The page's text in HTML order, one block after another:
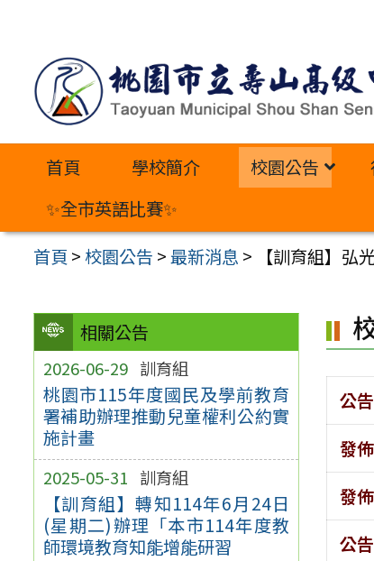
內
首頁 學校簡介 校園公告
✨全市英語比賽✨
首頁 >校園公告 >最新消息 > 【訓育組】弘
相關公告
2026-06-29 訓育組
桃園市115年度國民及學前教育
署補助辦理推動兒童權利公約實
施計畫
2025-05-31 訓育組
【訓育組】轉知114年6月24日
(星期二)辦理「本市114年度教
師環境教育知能增能研習
公
發
發
公